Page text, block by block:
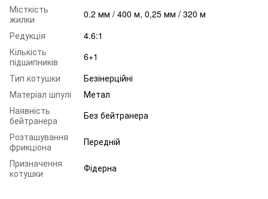
Місткість
жилки
0.2 мм / 400 м, 0,25 мм / 320 м
Редукція
4.6:1
Кількість
підшипників
6+1
Тип котушки
Безінерційні
Матеріал шпулі
Метал
Наявність
бейтранера
Без бейтранера
Розташування
фрикціона
Передній
Призначення
котушки
Фідерна